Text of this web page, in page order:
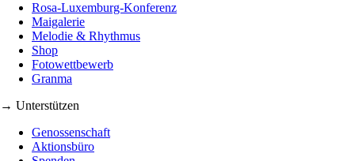
Rosa-Luxemburg-Konferenz
Maigalerie
Melodie & Rhythmus
Shop
Fotowettbewerb
Granma
→ Unterstützen
Genossenschaft
Aktionsbüro